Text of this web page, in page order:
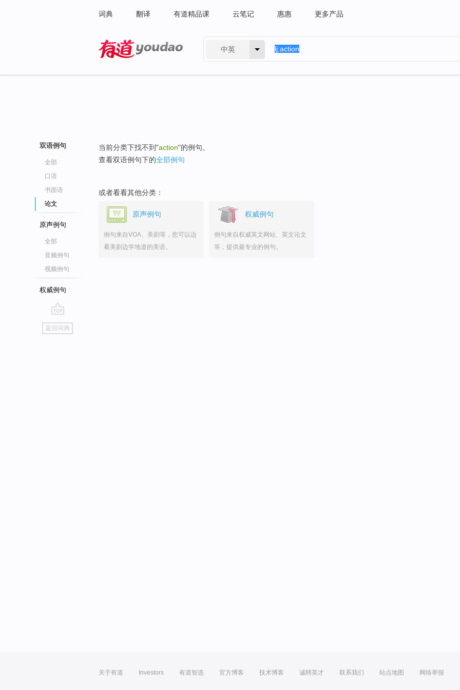
词典 翻译 有道精品课 云笔记 惠惠 更多产品
中英
双语例句
全部
口语
书面语
论文
原声例句
全部
音频例句
视频例句
权威例句
go
top
返回词典
当前分类下找不到"action"的例句。
查看双语例句下的全部例句
或者看看其他分类：
原声例句
例句来自VOA、美剧等，您可以边
看美剧边学地道的美语。
权威例句
例句来自权威英文网站、英文论文
等，提供最专业的例句。
关于有道 Investors 有道智选 官方博客 技术博客 诚聘英才 联系我们 站点地图 网络举报